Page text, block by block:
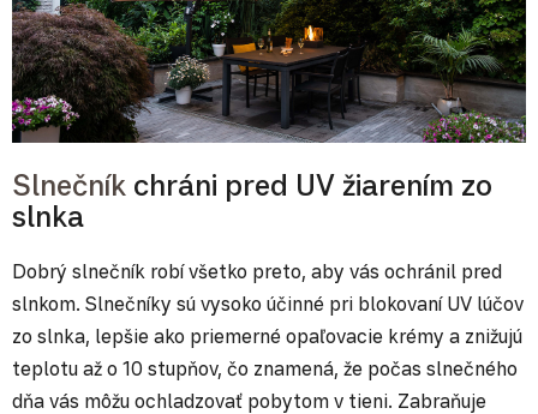
Slnečník chráni pred UV žiarením zo
slnka
Dobrý slnečník robí všetko preto, aby vás ochránil pred
slnkom. Slnečníky sú vysoko účinné pri blokovaní UV lúčov
zo slnka, lepšie ako priemerné opaľovacie krémy a znižujú
teplotu až o 10 stupňov, čo znamená, že počas slnečného
dňa vás môžu ochladzovať pobytom v tieni. Zabraňuje